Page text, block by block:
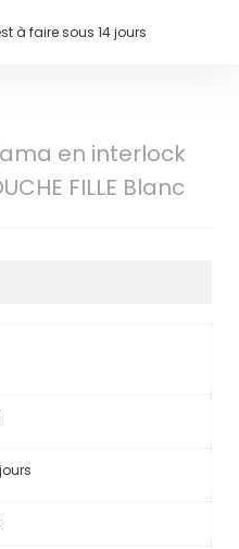
à faire sous 14 jours
en interlock
FILLE Blanc